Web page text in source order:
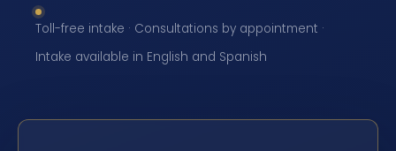
Toll-free intake · Consultations by appointment ·
Intake available in English and Spanish